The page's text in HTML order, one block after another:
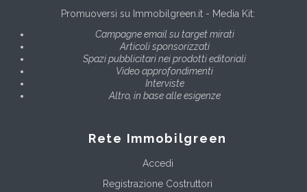
Promuoversi su Immobilgreen.it - Media Kit:
Campagne email su target mirati
Articoli sponsorizzati
Spazi pubblicitari nei prodotti editoriali
Video approfondimenti
Interviste
Altro, in base alle esigenze
Rete Immobilgreen
Accedi
Registrazione Costruttori